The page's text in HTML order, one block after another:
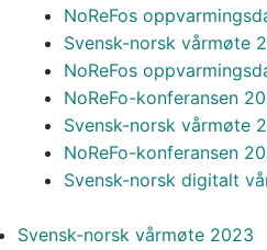
NoReFos
Svensk-norsk vårmøte
NoReFos
NoReFo-konferansen
Svensk-norsk vårmøte
NoReFo-konferansen
Svensk-norsk digitalt
Svensk-norsk vårmøte 2023